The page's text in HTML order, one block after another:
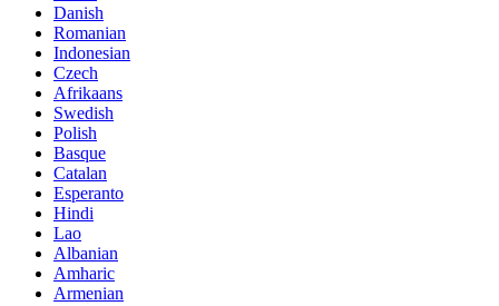
Danish
Romanian
Indonesian
Czech
Afrikaans
Swedish
Polish
Basque
Catalan
Esperanto
Hindi
Lao
Albanian
Amharic
Armenian